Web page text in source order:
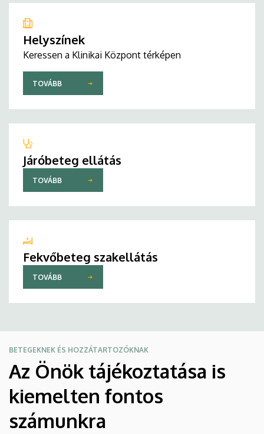
Helyszínek
Keressen a Klinikai Központ térképen
TOVÁBB
Járóbeteg ellátás
TOVÁBB
Fekvőbeteg szakellátás
TOVÁBB
BETEGEKNEK ÉS HOZZÁTARTOZÓKNAK
Az Önök tájékoztatása is
kiemelten fontos
számunkra